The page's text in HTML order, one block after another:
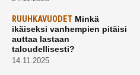
RUUHKAVUODETMinkä
ikäiseksi vanhempien pitäisi
auttaa lastaan
taloudellisesti?
14.11.2025